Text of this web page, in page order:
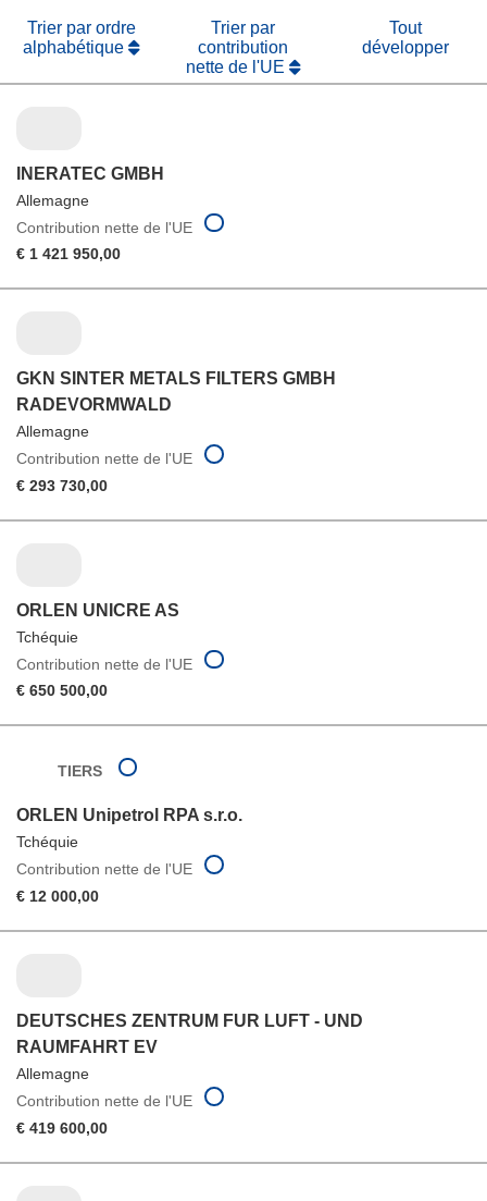
Trier par ordre
alphabétique
Trier par
contribution
nette de l'UE
Tout
développer
INERATEC GMBH
Allemagne
Contribution nette de l'UE
€ 1 421 950,00
GKN SINTER METALS FILTERS GMBH
RADEVORMWALD
Allemagne
Contribution nette de l'UE
€ 293 730,00
ORLEN UNICRE AS
Tchéquie
Contribution nette de l'UE
€ 650 500,00
TIERS
ORLEN Unipetrol RPA s.r.o.
Tchéquie
Contribution nette de l'UE
€ 12 000,00
DEUTSCHES ZENTRUM FUR LUFT - UND
RAUMFAHRT EV
Allemagne
Contribution nette de l'UE
€ 419 600,00